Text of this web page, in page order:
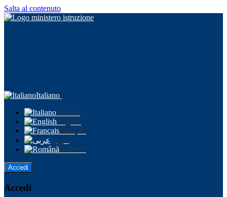
Salta al contenuto
Italiano
Italiano
English
Français
عربى
Română
Accedi
Accedi